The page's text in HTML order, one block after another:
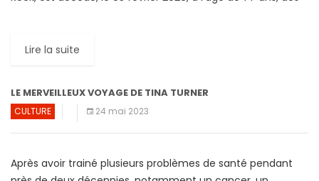
Lire la suite
LE MERVEILLEUX VOYAGE DE TINA TURNER
CULTURE 24 mai 2023
Après avoir trainé plusieurs problèmes de santé pendant